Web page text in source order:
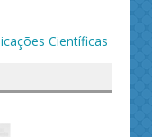
Científicas